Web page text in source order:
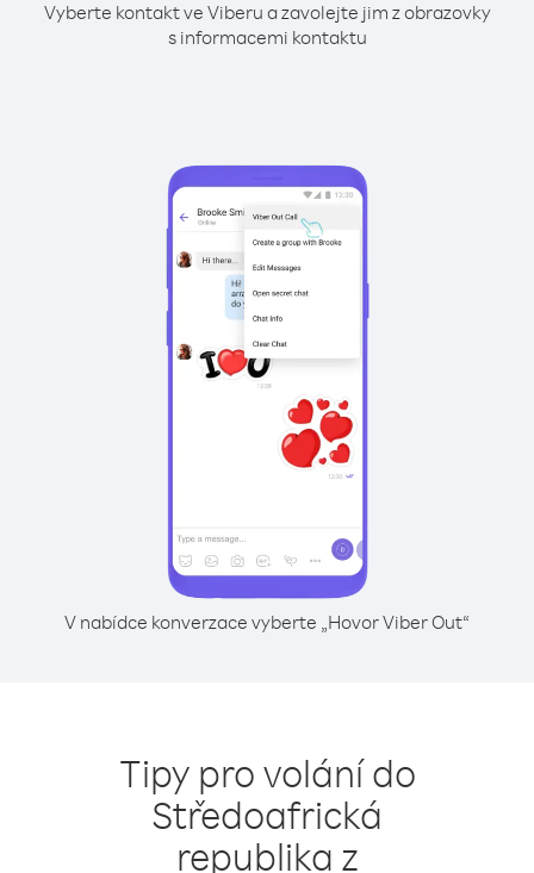
Vyberte kontakt ve Viberu a zavolejte jim z obrazovky
s informacemi kontaktu
V nabídce konverzace vyberte „Hovor Viber Out“
Tipy pro volání do
Středoafrická
republika z